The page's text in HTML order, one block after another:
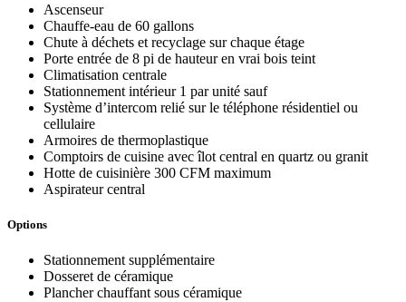
Ascenseur
Chauffe-eau de 60 gallons
Chute à déchets et recyclage sur chaque étage
Porte entrée de 8 pi de hauteur en vrai bois teint
Climatisation centrale
Stationnement intérieur 1 par unité sauf
Système d’intercom relié sur le téléphone résidentiel ou
cellulaire
Armoires de thermoplastique
Comptoirs de cuisine avec îlot central en quartz ou granit
Hotte de cuisinière 300 CFM maximum
Aspirateur central
Options
Stationnement supplémentaire
Dosseret de céramique
Plancher chauffant sous céramique